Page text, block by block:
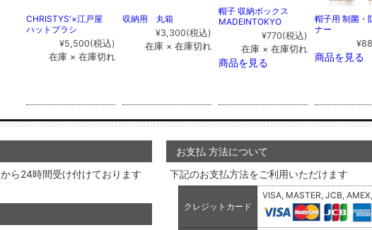
CHRISTYS'×江戸屋
ハットブラシ
¥5,500(税込)
在庫 × 在庫切れ
収納用 丸箱
¥3,300(税込)
在庫 × 在庫切れ
帽子 収納ボックス
MADEINTOKYO
¥770(税込)
在庫 × 在庫切れ
商品を見る
帽子用 制菌・
ナー
商品を見る
ら24時間受け付けております
お支払 方法について
下記のお支払方法をご利用いただけます
クレジットカード
VISA, MASTER, JCB,